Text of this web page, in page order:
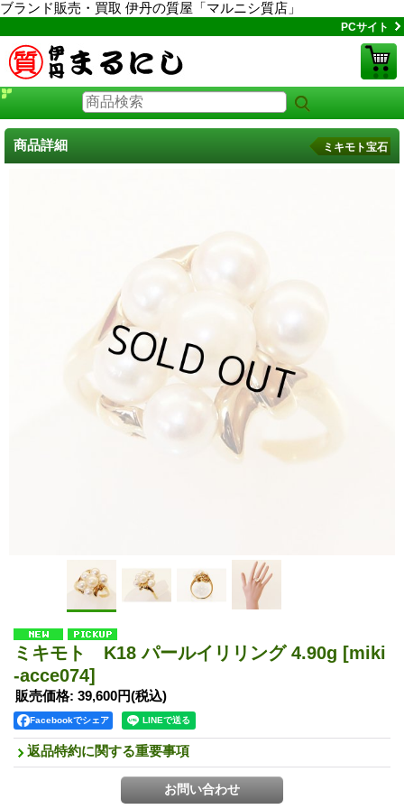
ブランド販売・買取 伊丹の質屋「マルニシ質店」
PCサイト
商品詳細 ミキモト宝石
ミキモト K18 パールイリリング 4.90g [miki
-acce074]
販売価格: 39,600円(税込)
Facebookでシェア
返品特約に関する重要事項